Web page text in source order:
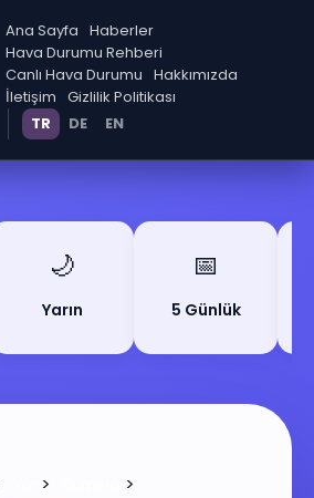
Ana Sayfa Haberler
Hava Durumu Rehberi
Canlı Hava Durumu Hakkımızda
İletişim Gizlilik Politikası
TR
DE EN
🌙
Yarın
📅
5 Günlük
>
>